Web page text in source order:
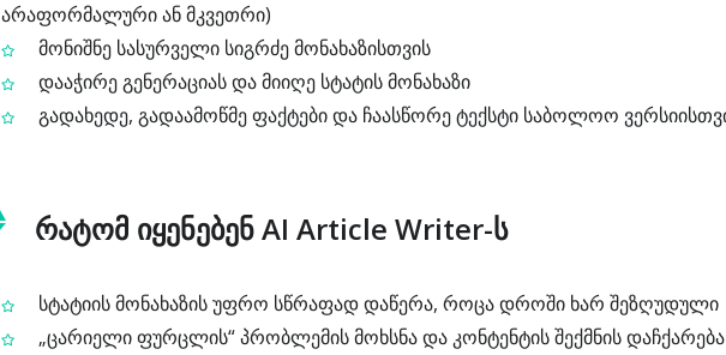
არაფორმალური ან მკვეთრი)
მონიშნე სასურველი სიგრძე მონახაზისთვის
დააჭირე გენერაციას და მიიღე სტატის მონახაზი
გადახედე, გადაამოწმე ფაქტები და ჩაასწორე ტექსტი საბოლოო
რატომ იყენებენ AI Article Writer-ს
სტატიის მონახაზის უფრო სწრაფად დაწერა, როცა დროში ხარ შეზღუდული
„ცარიელი ფურცლის“ პრობლემის მოხსნა და კონტენტის შექმნის დაჩქარება